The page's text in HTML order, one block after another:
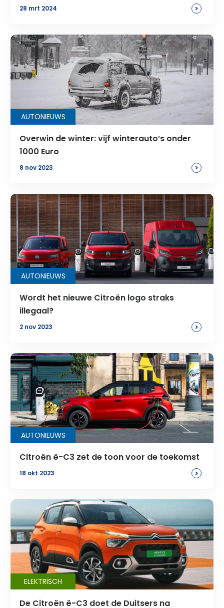
28 mrt 2024 >
AUTONIEUWS
Overwin de winter: vijf winterauto’s onder
1000 Euro
8 nov 2023 >
AUTONIEUWS
Wordt het nieuwe Citroën logo straks
illegaal?
2 nov 2023 >
AUTONIEUWS
Citroën ë-C3 zet de toon voor de toekomst
18 okt 2023 >
ELEKTRISCH
De Citroën ë-C3 doet de Duitsers na